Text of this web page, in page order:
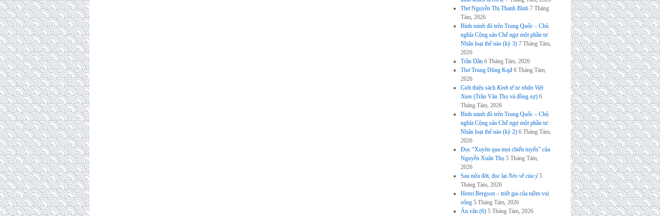
Thơ Nguyễn Thị Thanh Bình 7 Tháng
Tám, 2026
Bình minh đỏ trên Trung Quốc – Chủ
nghĩa Cộng sản Chế ngự một phần tư
Nhân loại thế nào (kỳ 3) 7 Tháng Tám,
2026
Trần Dần 6 Tháng Tám, 2026
Thơ Trung Dũng Kqđ 6 Tháng Tám,
2026
Giới thiệu sách Kinh tế tư nhân Việt
Nam (Trần Văn Thọ và đồng sự) 6
Tháng Tám, 2026
Bình minh đỏ trên Trung Quốc – Chủ
nghĩa Cộng sản Chế ngự một phần tư
Nhân loại thế nào (kỳ 2) 6 Tháng Tám,
2026
Đọc “Xuyên qua mọi chiến tuyến” của
Nguyễn Xuân Thọ 5 Tháng Tám,
2026
Sau nửa đời, đọc lại Nẻo về của ý 5
Tháng Tám, 2026
Henri Bergson – triết gia của niềm vui
sống 5 Tháng Tám, 2026
Án văn (6) 5 Tháng Tám, 2026